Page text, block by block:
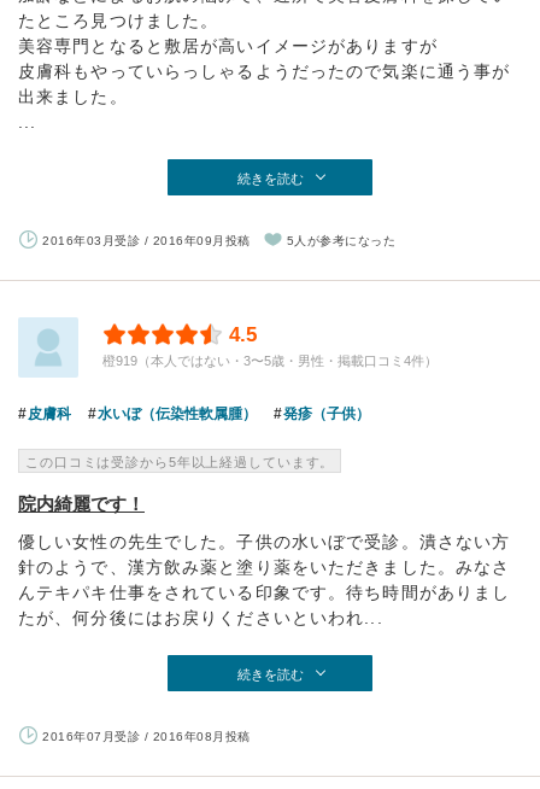
たところ見つけました。
美容専門となると敷居が高いイメージがありますが
皮膚科もやっていらっしゃるようだったので気楽に通う事が
出来ました。
続きを読む
2016年03月受診 / 2016年09月投稿 5人が参考になった
4.5
橙919（本人ではない・3〜5歳・男性・掲載口コミ4件）
皮膚科 水いぼ（伝染性軟属腫） 発疹（子供）
この口コミは受診から5年以上経過しています。
院内綺麗です！
優しい女性の先生でした。子供の水いぼで受診。潰さない方
針のようで、漢方飲み薬と塗り薬をいただきました。みなさ
んテキパキ仕事をされている印象です。待ち時間がありまし
たが、何分後にはお戻りくださいといわれ...
続きを読む
2016年07月受診 / 2016年08月投稿